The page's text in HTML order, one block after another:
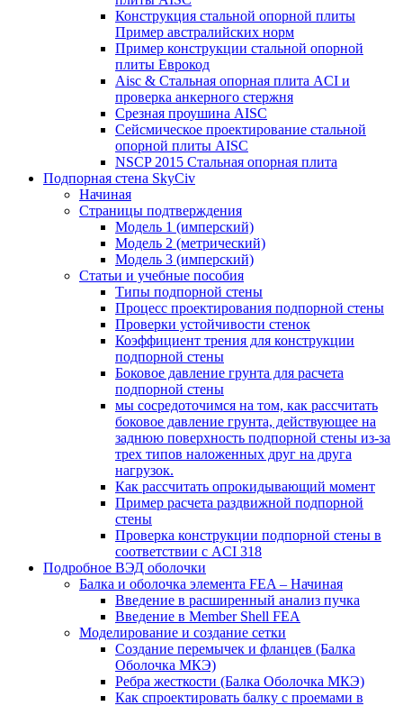
Конструкция стальной опорной плиты
Пример австралийских норм
Пример конструкции стальной опорной
плиты Еврокод
Aisc & Стальная опорная плита ACI и
проверка анкерного стержня
Срезная проушина AISC
Сейсмическое проектирование стальной
опорной плиты AISC
NSCP 2015 Стальная опорная плита
Подпорная стена SkyCiv
Начиная
Страницы подтверждения
Модель 1 (имперский)
Модель 2 (метрический)
Модель 3 (имперский)
Статьи и учебные пособия
Типы подпорной стены
Процесс проектирования подпорной стены
Проверки устойчивости стенок
Коэффициент трения для конструкции
подпорной стены
Боковое давление грунта для расчета
подпорной стены
мы сосредоточимся на том, как рассчитать
боковое давление грунта, действующее на
заднюю поверхность подпорной стены из-за
трех типов наложенных друг на друга
нагрузок.
Как рассчитать опрокидывающий момент
Пример расчета раздвижной подпорной
стены
Проверка конструкции подпорной стены в
соответствии с ACI 318
Подробное ВЭД оболочки
Балка и оболочка элемента FEA – Начиная
Введение в расширенный анализ пучка
Введение в Member Shell FEA
Моделирование и создание сетки
Создание перемычек и фланцев (Балка
Оболочка МКЭ)
Ребра жесткости (Балка Оболочка МКЭ)
Как спроектировать балку с проемами в